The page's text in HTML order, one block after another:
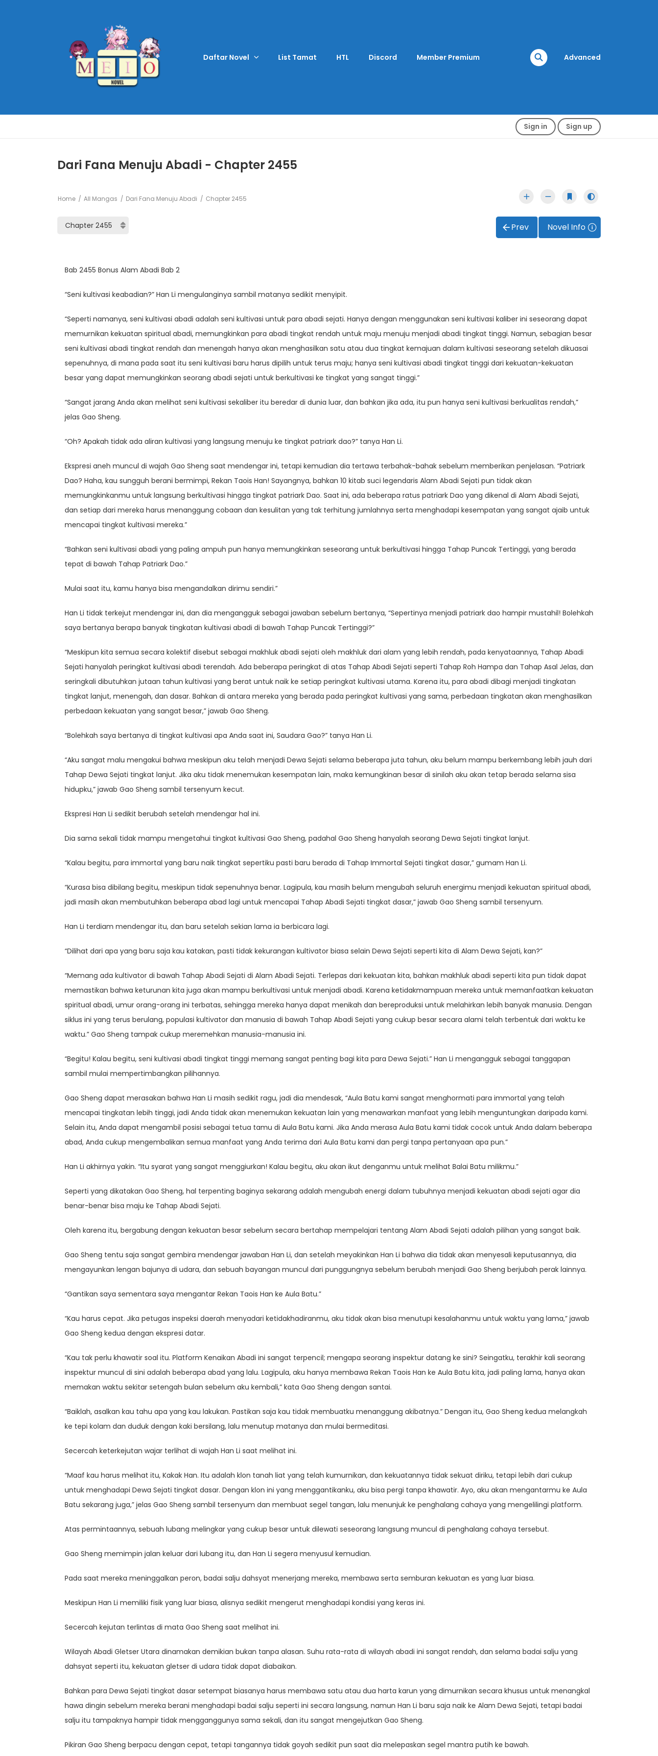
Daftar Novel List Tamat HTL Discord Member Premium Advanced
Sign in Sign up
Dari Fana Menuju Abadi - Chapter 2455
Home All Mangas Dari Fana Menuju Abadi Chapter 2455
Prev Novel Info
Bab 2455 Bonus Alam Abadi Bab 2
“Seni kultivasi keabadian?” Han Li mengulanginya sambil matanya sedikit menyipit.
“Seperti namanya, seni kultivasi abadi adalah seni kultivasi untuk para abadi sejati. Hanya dengan menggunakan seni kultivasi kaliber ini seseorang dapat
memurnikan kekuatan spiritual abadi, memungkinkan para abadi tingkat rendah untuk maju menuju menjadi abadi tingkat tinggi. Namun, sebagian besar
seni kultivasi abadi tingkat rendah dan menengah hanya akan menghasilkan satu atau dua tingkat kemajuan dalam kultivasi seseorang setelah dikuasai
sepenuhnya, di mana pada saat itu seni kultivasi baru harus dipilih untuk terus maju; hanya seni kultivasi abadi tingkat tinggi dari kekuatan-kekuatan
besar yang dapat memungkinkan seorang abadi sejati untuk berkultivasi ke tingkat yang sangat tinggi.”
“Sangat jarang Anda akan melihat seni kultivasi sekaliber itu beredar di dunia luar, dan bahkan jika ada, itu pun hanya seni kultivasi berkualitas rendah,”
jelas Gao Sheng.
“Oh? Apakah tidak ada aliran kultivasi yang langsung menuju ke tingkat patriark dao?” tanya Han Li.
Ekspresi aneh muncul di wajah Gao Sheng saat mendengar ini, tetapi kemudian dia tertawa terbahak-bahak sebelum memberikan penjelasan. “Patriark
Dao? Haha, kau sungguh berani bermimpi, Rekan Taois Han! Sayangnya, bahkan 10 kitab suci legendaris Alam Abadi Sejati pun tidak akan
memungkinkanmu untuk langsung berkultivasi hingga tingkat patriark Dao. Saat ini, ada beberapa ratus patriark Dao yang dikenal di Alam Abadi Sejati,
dan setiap dari mereka harus menanggung cobaan dan kesulitan yang tak terhitung jumlahnya serta menghadapi kesempatan yang sangat ajaib untuk
mencapai tingkat kultivasi mereka.”
“Bahkan seni kultivasi abadi yang paling ampuh pun hanya memungkinkan seseorang untuk berkultivasi hingga Tahap Puncak Tertinggi, yang berada
tepat di bawah Tahap Patriark Dao.”
Mulai saat itu, kamu hanya bisa mengandalkan dirimu sendiri.”
Han Li tidak terkejut mendengar ini, dan dia mengangguk sebagai jawaban sebelum bertanya, “Sepertinya menjadi patriark dao hampir mustahil! Bolehkah
saya bertanya berapa banyak tingkatan kultivasi abadi di bawah Tahap Puncak Tertinggi?”
“Meskipun kita semua secara kolektif disebut sebagai makhluk abadi sejati oleh makhluk dari alam yang lebih rendah, pada kenyataannya, Tahap Abadi
Sejati hanyalah peringkat kultivasi abadi terendah. Ada beberapa peringkat di atas Tahap Abadi Sejati seperti Tahap Roh Hampa dan Tahap Asal Jelas, dan
seringkali dibutuhkan jutaan tahun kultivasi yang berat untuk naik ke setiap peringkat kultivasi utama. Karena itu, para abadi dibagi menjadi tingkatan
tingkat lanjut, menengah, dan dasar. Bahkan di antara mereka yang berada pada peringkat kultivasi yang sama, perbedaan tingkatan akan menghasilkan
perbedaan kekuatan yang sangat besar,” jawab Gao Sheng.
“Bolehkah saya bertanya di tingkat kultivasi apa Anda saat ini, Saudara Gao?” tanya Han Li.
“Aku sangat malu mengakui bahwa meskipun aku telah menjadi Dewa Sejati selama beberapa juta tahun, aku belum mampu berkembang lebih jauh dari
Tahap Dewa Sejati tingkat lanjut. Jika aku tidak menemukan kesempatan lain, maka kemungkinan besar di sinilah aku akan tetap berada selama sisa
hidupku,” jawab Gao Sheng sambil tersenyum kecut.
Ekspresi Han Li sedikit berubah setelah mendengar hal ini.
Dia sama sekali tidak mampu mengetahui tingkat kultivasi Gao Sheng, padahal Gao Sheng hanyalah seorang Dewa Sejati tingkat lanjut.
“Kalau begitu, para immortal yang baru naik tingkat sepertiku pasti baru berada di Tahap Immortal Sejati tingkat dasar,” gumam Han Li.
“Kurasa bisa dibilang begitu, meskipun tidak sepenuhnya benar. Lagipula, kau masih belum mengubah seluruh energimu menjadi kekuatan spiritual abadi,
jadi masih akan membutuhkan beberapa abad lagi untuk mencapai Tahap Abadi Sejati tingkat dasar,” jawab Gao Sheng sambil tersenyum.
Han Li terdiam mendengar itu, dan baru setelah sekian lama ia berbicara lagi.
“Dilihat dari apa yang baru saja kau katakan, pasti tidak kekurangan kultivator biasa selain Dewa Sejati seperti kita di Alam Dewa Sejati, kan?”
“Memang ada kultivator di bawah Tahap Abadi Sejati di Alam Abadi Sejati. Terlepas dari kekuatan kita, bahkan makhluk abadi seperti kita pun tidak dapat
memastikan bahwa keturunan kita juga akan mampu berkultivasi untuk menjadi abadi. Karena ketidakmampuan mereka untuk memanfaatkan kekuatan
spiritual abadi, umur orang-orang ini terbatas, sehingga mereka hanya dapat menikah dan bereproduksi untuk melahirkan lebih banyak manusia. Dengan
siklus ini yang terus berulang, populasi kultivator dan manusia di bawah Tahap Abadi Sejati yang cukup besar secara alami telah terbentuk dari waktu ke
waktu.” Gao Sheng tampak cukup meremehkan manusia-manusia ini.
“Begitu! Kalau begitu, seni kultivasi abadi tingkat tinggi memang sangat penting bagi kita para Dewa Sejati.” Han Li mengangguk sebagai tanggapan
sambil mulai mempertimbangkan pilihannya.
Gao Sheng dapat merasakan bahwa Han Li masih sedikit ragu, jadi dia mendesak, “Aula Batu kami sangat menghormati para immortal yang telah
mencapai tingkatan lebih tinggi, jadi Anda tidak akan menemukan kekuatan lain yang menawarkan manfaat yang lebih menguntungkan daripada kami.
Selain itu, Anda dapat mengambil posisi sebagai tetua tamu di Aula Batu kami. Jika Anda merasa Aula Batu kami tidak cocok untuk Anda dalam beberapa
abad, Anda cukup mengembalikan semua manfaat yang Anda terima dari Aula Batu kami dan pergi tanpa pertanyaan apa pun.”
Han Li akhirnya yakin. “Itu syarat yang sangat menggiurkan! Kalau begitu, aku akan ikut denganmu untuk melihat Balai Batu milikmu.”
Seperti yang dikatakan Gao Sheng, hal terpenting baginya sekarang adalah mengubah energi dalam tubuhnya menjadi kekuatan abadi sejati agar dia
benar-benar bisa maju ke Tahap Abadi Sejati.
Oleh karena itu, bergabung dengan kekuatan besar sebelum secara bertahap mempelajari tentang Alam Abadi Sejati adalah pilihan yang sangat baik.
Gao Sheng tentu saja sangat gembira mendengar jawaban Han Li, dan setelah meyakinkan Han Li bahwa dia tidak akan menyesali keputusannya, dia
mengayunkan lengan bajunya di udara, dan sebuah bayangan muncul dari punggungnya sebelum berubah menjadi Gao Sheng berjubah perak lainnya.
“Gantikan saya sementara saya mengantar Rekan Taois Han ke Aula Batu.”
“Kau harus cepat. Jika petugas inspeksi daerah menyadari ketidakhadiranmu, aku tidak akan bisa menutupi kesalahanmu untuk waktu yang lama,” jawab
Gao Sheng kedua dengan ekspresi datar.
“Kau tak perlu khawatir soal itu. Platform Kenaikan Abadi ini sangat terpencil; mengapa seorang inspektur datang ke sini? Seingatku, terakhir kali seorang
inspektur muncul di sini adalah beberapa abad yang lalu. Lagipula, aku hanya membawa Rekan Taois Han ke Aula Batu kita, jadi paling lama, hanya akan
memakan waktu sekitar setengah bulan sebelum aku kembali,” kata Gao Sheng dengan santai.
“Baiklah, asalkan kau tahu apa yang kau lakukan. Pastikan saja kau tidak membuatku menanggung akibatnya.” Dengan itu, Gao Sheng kedua melangkah
ke tepi kolam dan duduk dengan kaki bersilang, lalu menutup matanya dan mulai bermeditasi.
Secercah keterkejutan wajar terlihat di wajah Han Li saat melihat ini.
“Maaf kau harus melihat itu, Kakak Han. Itu adalah klon tanah liat yang telah kumurnikan, dan kekuatannya tidak sekuat diriku, tetapi lebih dari cukup
untuk menghadapi Dewa Sejati tingkat dasar. Dengan klon ini yang menggantikanku, aku bisa pergi tanpa khawatir. Ayo, aku akan mengantarmu ke Aula
Batu sekarang juga,” jelas Gao Sheng sambil tersenyum dan membuat segel tangan, lalu menunjuk ke penghalang cahaya yang mengelilingi platform.
Atas permintaannya, sebuah lubang melingkar yang cukup besar untuk dilewati seseorang langsung muncul di penghalang cahaya tersebut.
Gao Sheng memimpin jalan keluar dari lubang itu, dan Han Li segera menyusul kemudian.
Pada saat mereka meninggalkan peron, badai salju dahsyat menerjang mereka, membawa serta semburan kekuatan es yang luar biasa.
Meskipun Han Li memiliki fisik yang luar biasa, alisnya sedikit mengerut menghadapi kondisi yang keras ini.
Secercah kejutan terlintas di mata Gao Sheng saat melihat ini.
Wilayah Abadi Gletser Utara dinamakan demikian bukan tanpa alasan. Suhu rata-rata di wilayah abadi ini sangat rendah, dan selama badai salju yang
dahsyat seperti itu, kekuatan gletser di udara tidak dapat diabaikan.
Bahkan para Dewa Sejati tingkat dasar setempat biasanya harus membawa satu atau dua harta karun yang dimurnikan secara khusus untuk menangkal
hawa dingin sebelum mereka berani menghadapi badai salju seperti ini secara langsung, namun Han Li baru saja naik ke Alam Dewa Sejati, tetapi badai
salju itu tampaknya hampir tidak mengganggunya sama sekali, dan itu sangat mengejutkan Gao Sheng.
Pikiran Gao Sheng berpacu dengan cepat, tetapi tangannya tidak goyah sedikit pun saat dia melepaskan segel mantra putih ke bawah.